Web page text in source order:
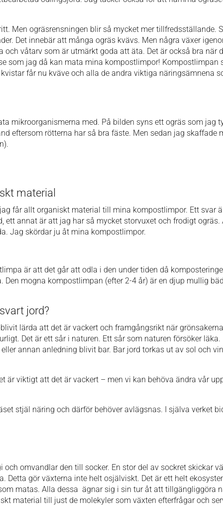
Men ogräsrensningen blir så mycket mer tillfredsställande.
Det innebär att många ogräs kvävs. Men några växer
och våtarv som är utmärkt goda att äta. Det är också bra när
som jag då kan mata mina kompostlimpor! Kompostlimpan
får nu kväve och alla de andra viktiga näringsämnena
mikroorganismerna med. På bilden syns ett ogräs som jag
eftersom rötterna har så bra fäste. Men sedan jag skaffade
material
får allt organiskt material till mina kompostlimpor. Ett svar
ett annat är att jag har så mycket storvuxet och frodigt
Jag skördar ju åt mina kompostlimpor.
är att det går att odla i den under tiden då
Den mogna kompostlimpan (efter 2-4 år) är en djup mullig
jord?
lärda att det är vackert och framgångsrikt när
Det är ett sår i naturen. Ett sår som naturen försöker
annan anledning blivit bar. Bar jord torkas ut av sol och
är viktigt att det är vackert – men vi kan behöva ändra vår
stjäl näring och därför behöver avlägsnas. I själva verket
omvandlar den till socker. En stor del av sockret skickar
Detta gör växterna inte helt osjälviskt. Det är ett helt
matas. Alla dessa ägnar sig i sin tur åt att tillgängliggöra
material till just de molekyler som växten efterfrågar och